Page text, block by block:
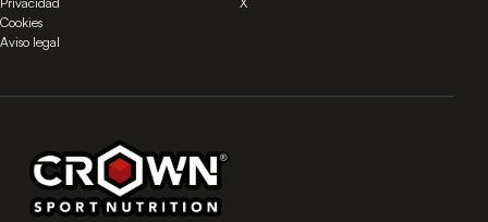
Cookies
Aviso legal